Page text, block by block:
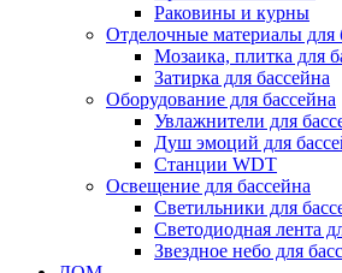
Раковины и курны
Отделочные материалы для
Мозаика, плитка для
Затирка для бассейна
Оборудование для бассейна
Увлажнители для
Душ эмоций для
Станции WDT
Освещение для бассейна
Светильники для
Светодиодная лента
Звездное небо для